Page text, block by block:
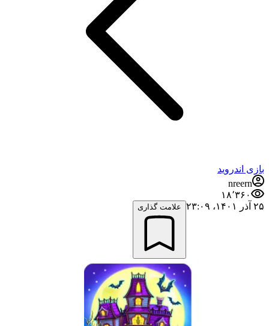
بازی اندروید
nreern
۱۸٬۳۶۰
۲۵ آذر ۱۴۰۱،‏ ۲۳:۰۹
علامت گذاری